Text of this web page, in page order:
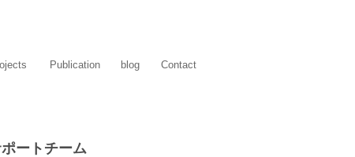
Publication blog Contact
ートチーム